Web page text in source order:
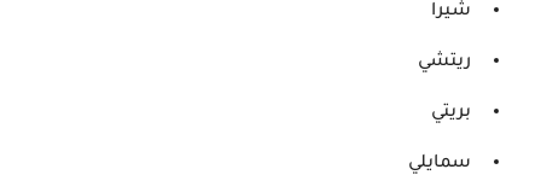
شيرا
ريتشي
بريتي
سمايلي